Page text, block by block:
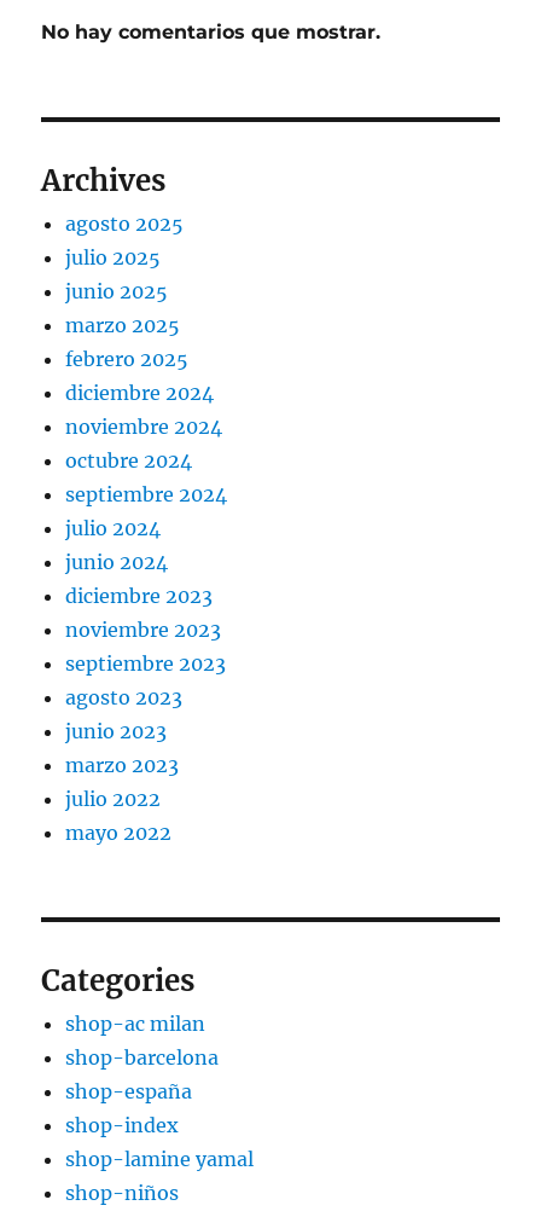
No hay comentarios que mostrar.
Archives
agosto 2025
julio 2025
junio 2025
marzo 2025
febrero 2025
diciembre 2024
noviembre 2024
octubre 2024
septiembre 2024
julio 2024
junio 2024
diciembre 2023
noviembre 2023
septiembre 2023
agosto 2023
junio 2023
marzo 2023
julio 2022
mayo 2022
Categories
shop-ac milan
shop-barcelona
shop-españa
shop-index
shop-lamine yamal
shop-niños